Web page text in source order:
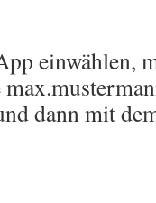
einwählen,
dann mit